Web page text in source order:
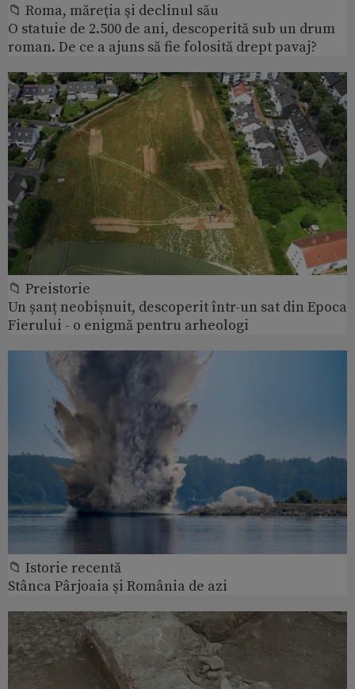
📁 Roma, măreţia şi declinul său
O statuie de 2.500 de ani, descoperită sub un drum
roman. De ce a ajuns să fie folosită drept pavaj?
📁 Preistorie
Un șanț neobișnuit, descoperit într-un sat din Epoca
Fierului - o enigmă pentru arheologi
📁 Istorie recentă
Stânca Pârjoaia şi România de azi